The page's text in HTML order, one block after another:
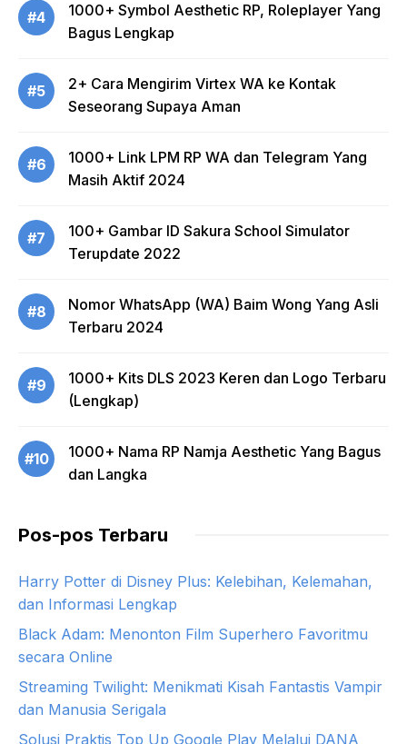
#4
1000+ Symbol Aesthetic RP, Roleplayer Yang
Bagus Lengkap
#5
2+ Cara Mengirim Virtex WA ke Kontak
Seseorang Supaya Aman
#6
1000+ Link LPM RP WA dan Telegram Yang
Masih Aktif 2024
#7
100+ Gambar ID Sakura School Simulator
Terupdate 2022
#8
Nomor WhatsApp (WA) Baim Wong Yang Asli
Terbaru 2024
#9
1000+ Kits DLS 2023 Keren dan Logo Terbaru
(Lengkap)
#10
1000+ Nama RP Namja Aesthetic Yang Bagus
dan Langka
Pos-pos Terbaru
Harry Potter di Disney Plus: Kelebihan, Kelemahan,
dan Informasi Lengkap
Black Adam: Menonton Film Superhero Favoritmu
secara Online
Streaming Twilight: Menikmati Kisah Fantastis Vampir
dan Manusia Serigala
Solusi Praktis Top Up Google Play Melalui DANA